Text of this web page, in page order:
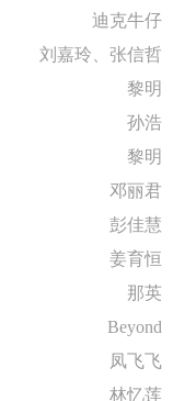
迪克牛仔
刘嘉玲、张信哲
黎明
孙浩
黎明
邓丽君
彭佳慧
姜育恒
那英
Beyond
凤飞飞
林忆莲